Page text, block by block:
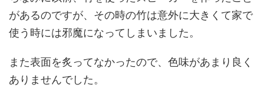
があるのですが、その時の竹は意外に大きくて家で
使う時には邪魔になってしまいました。
また表面を炙ってなかったので、色味があまり良く
ありませんでした。